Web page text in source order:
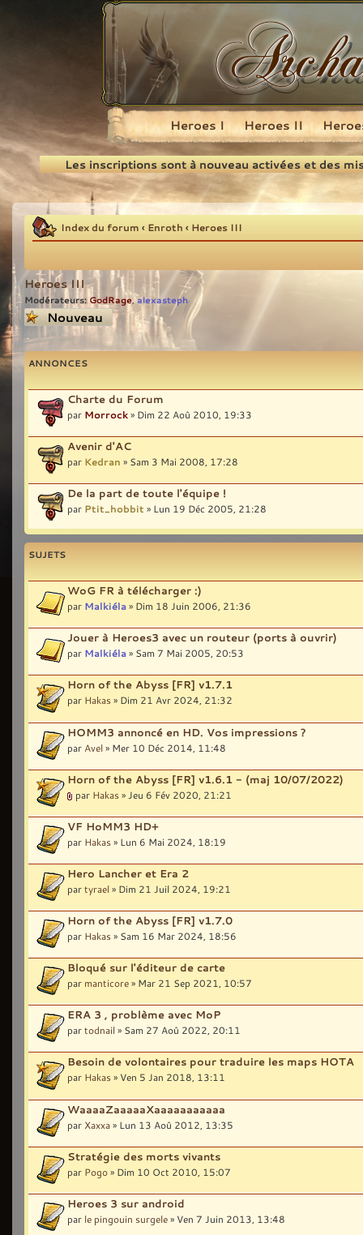
Recherche
Heroes I Heroes II
Les inscriptions sont à nouveau activées et des
Index du forum ‹ Enroth ‹ Heroes III
Heroes III
Modérateurs: GodRage,alexasteph
Écrire un nouveau
sujet
ANNONCES
Charte du Forum
par Morrock» Dim 22 Aoû 2010, 19:33
Avenir d'AC
par Kedran » Sam 3 Mai 2008, 17:28
De la part de toute l'équipe !
par Ptit_hobbit » Lun 19 Déc 2005, 21:28
SUJETS
WoG FR à télécharger :)
par Malkiéla» Dim 18 Juin 2006, 21:36
Jouer à Heroes3 avec un routeur (ports à ouvrir)
par Malkiéla» Sam 7 Mai 2005, 20:53
Horn of the Abyss [FR] v1.7.1
par Hakas» Dim 21 Avr 2024, 21:32
HOMM3 annoncé en HD. Vos impressions ?
par Avel» Mer 10 Déc 2014, 11:48
Horn of the Abyss [FR] v1.6.1 - (maj 10/07/2022)
par Hakas» Jeu 6 Fév 2020, 21:21
VF HoMM3 HD+
par Hakas» Lun 6 Mai 2024, 18:19
Hero Lancher et Era 2
partyrael» Dim 21 Juil 2024, 19:21
Horn of the Abyss [FR] v1.7.0
par Hakas» Sam 16 Mar 2024, 18:56
Bloqué sur l'éditeur de carte
par manticore» Mar 21 Sep 2021, 10:57
ERA 3 , problème avec MoP
partodnail» Sam 27 Aoû 2022, 20:11
Besoin de volontaires pour traduire les maps HOTA
par Hakas» Ven 5 Jan 2018, 13:11
WaaaaZaaaaaXaaaaaaaaaaa
par Xaxxa» Lun 13 Aoû 2012, 13:35
Stratégie des morts vivants
par Pogo» Dim 10 Oct 2010, 15:07
Heroes 3 sur android
par le pingouin surgele» Ven 7 Juin 2013, 13:48